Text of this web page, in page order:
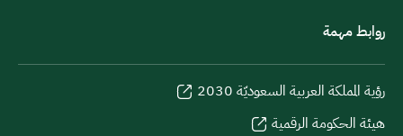
روابط مهمة
رؤية المملكة العربية السعوديّة 2030
هيئة الحكومة الرقمية